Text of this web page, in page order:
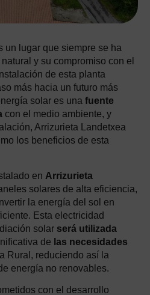
un lugar que siempre se ha
y su compromiso con el
de esta planta
más hacia un futuro más
solar es una fuente
con el medio ambiente, y
Arrizurieta Landetxea
los beneficios de esta
en Arrizurieta
solares de alta eficiencia,
la energía del sol en
Esta electricidad
solar será utilizada
de las necesidades
Rural, reduciendo así la
energía no renovables.
con el desarrollo